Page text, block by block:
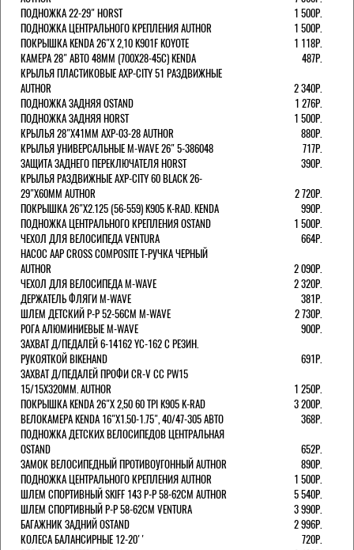
ПОДНОЖКА 22-29" HORST
1 500Р.
ПОДНОЖКА ЦЕНТРАЛЬНОГО КРЕПЛЕНИЯ AUTHOR
1 500Р.
ПОКРЫШКА KENDA 26"Х 2,10 K901F KOYOTE
1 118Р.
КАМЕРА 28" АВТО 48ММ (700Х28-45С) KENDA
487Р.
КРЫЛЬЯ ПЛАСТИКОВЫЕ AXP-CITY 51 РАЗДВИЖНЫЕ
AUTHOR
2 340Р.
ПОДНОЖКА ЗАДНЯЯ OSTAND
1 276Р.
ПОДНОЖКА ЗАДНЯЯ HORST
1 500Р.
КРЫЛЬЯ 28"Х41ММ AXP-03-28 AUTHOR
880Р.
КРЫЛЬЯ УНИВЕРСАЛЬНЫЕ M-WAVE 26" 5-386048
717Р.
ЗАЩИТА ЗАДНЕГО ПЕРЕКЛЮЧАТЕЛЯ HORST
390Р.
КРЫЛЬЯ РАЗДВИЖНЫЕ AXP-CITY 60 BLACK 26-
29"Х60ММ AUTHOR
2 720Р.
ПОКРЫШКА 26"Х2.125 (56-559) K905 K-RAD. KENDA
990Р.
ПОДНОЖКА ЦЕНТРАЛЬНОГО КРЕПЛЕНИЯ OSTAND
1 500Р.
ЧЕХОЛ ДЛЯ ВЕЛОСИПЕДА VENTURA
664Р.
НАСОС AAP CROSS COMPOSITE Т-РУЧКА ЧЕРНЫЙ
AUTHOR
2 090Р.
ЧЕХОЛ ДЛЯ ВЕЛОСИПЕДА M-WAVE
2 320Р.
ДЕРЖАТЕЛЬ ФЛЯГИ M-WAVE
381Р.
ШЛЕМ ДЕТСКИЙ Р-Р 52-56СМ M-WAVE
2 730Р.
РОГА АЛЮМИНИЕВЫЕ M-WAVE
900Р.
ЗАХВАТ Д/ПЕДАЛЕЙ 6-14162 YC-162 С РЕЗИН.
РУКОЯТКОЙ BIKEHAND
691Р.
ЗАХВАТ Д/ПЕДАЛЕЙ ПРОФИ CR-V CC PW15
15/15X320ММ. AUTHOR
1 250Р.
ПОКРЫШКА KENDA 26"Х 2,50 60 TPI K905 K-RAD
3 200Р.
ВЕЛОКАМЕРА KENDA 16"Х1.50-1.75", 40/47-305 АВТО
368Р.
ПОДНОЖКА ДЕТСКИХ ВЕЛОСИПЕДОВ ЦЕНТРАЛЬНАЯ
OSTAND
652Р.
ЗАМОК ВЕЛОСИПЕДНЫЙ ПРОТИВОУГОННЫЙ AUTHOR
890Р.
ПОДНОЖКА ЦЕНТРАЛЬНОГО КРЕПЛЕНИЯ AUTHOR
1 500Р.
ШЛЕМ СПОРТИВНЫЙ SKIFF 143 Р-Р 58-62СМ AUTHOR
5 540Р.
ШЛЕМ СПОРТИВНЫЙ Р-Р 58-62СМ VENTURA
3 990Р.
БАГАЖНИК ЗАДНИЙ OSTAND
2 996Р.
КОЛЕСА БАЛАНСИРНЫЕ 12-20''
720Р.